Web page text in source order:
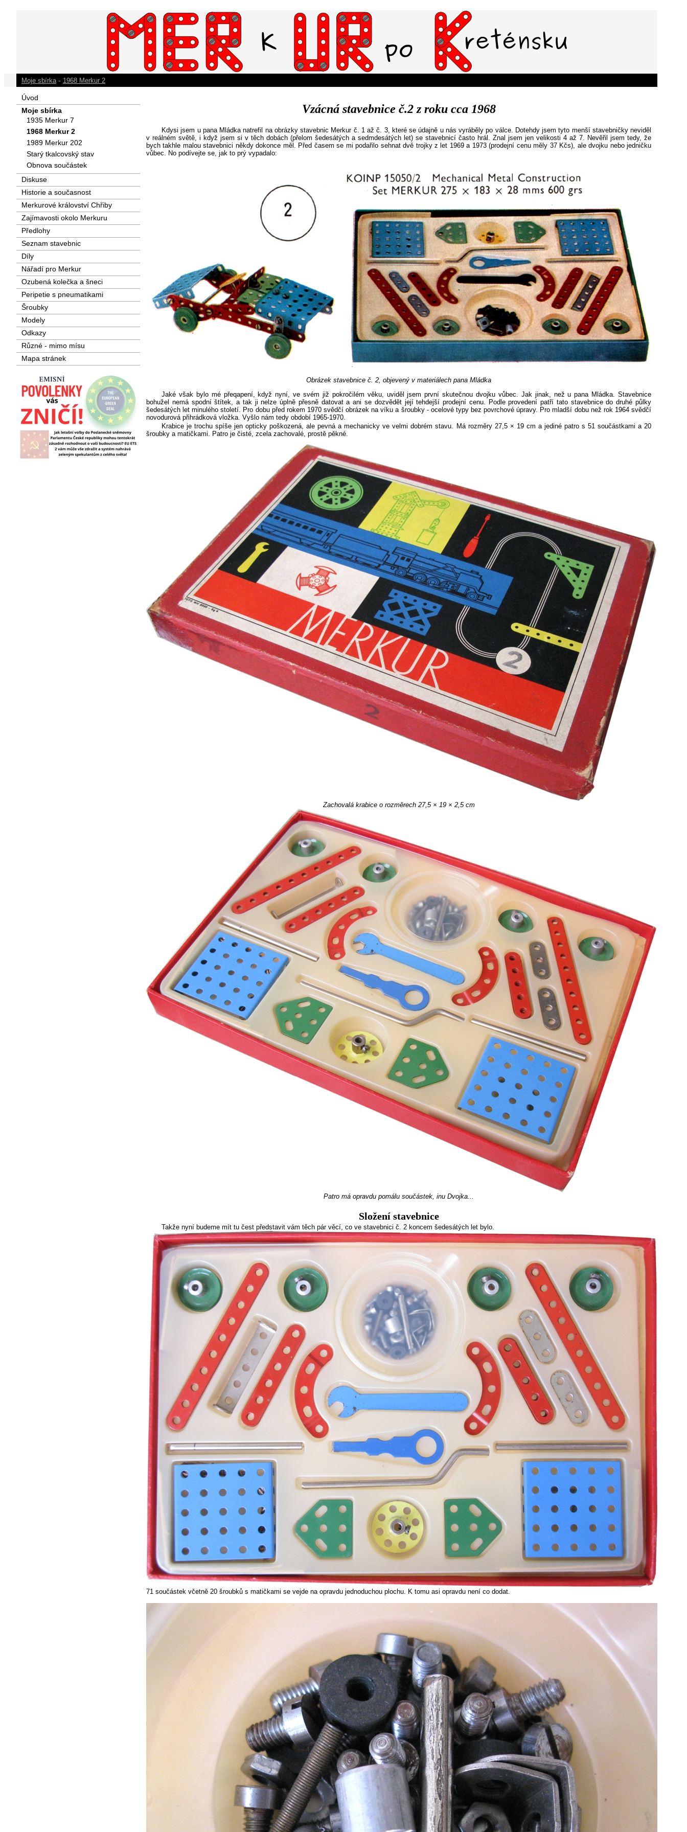
Moje sbírka - 1968 Merkur 2
Úvod
Moje sbírka
1935 Merkur 7
1968 Merkur 2
1989 Merkur 202
Starý tkalcovský stav
Obnova součástek
Diskuse
Historie a současnost
Merkurové království Chřiby
Zajímavosti okolo Merkuru
Předlohy
Seznam stavebnic
Díly
Nářadí pro Merkur
Ozubená kolečka a šneci
Peripetie s pneumatikami
Šroubky
Modely
Odkazy
Různé - mimo mísu
Mapa stránek
Vzácná stavebnice č.2 z roku cca 1968
Kdysi jsem u pana Mládka natrefil na obrázky stavebnic Merkur č. 1 až č. 3, které se údajně u nás vyráběly po válce. Dotehdy jsem tyto menší stavebničky neviděl
v reálném světě, i když jsem si v těch dobách (přelom šedesátých a sedmdesátých let) se stavebnicí často hrál. Znal jsem jen velikosti 4 až 7. Nevěřil jsem tedy, že
bych takhle malou stavebnici někdy dokonce měl. Před časem se mi podařilo sehnat dvě trojky z let 1969 a 1973 (prodejní cenu měly 37 Kčs), ale dvojku nebo jedničku
vůbec. No podívejte se, jak to prý vypadalo:
Obrázek stavebnice č. 2, objevený v materiálech pana Mládka
Jaké však bylo mé přeqapení, když nyní, ve svém již pokročilém věku, uviděl jsem první skutečnou dvojku vůbec. Jak jinak, než u pana Mládka. Stavebnice
bohužel nemá spodní štítek, a tak ji nelze úplně přesně datovat a ani se dozvědět její tehdejší prodejní cenu. Podle provedení patří tato stavebnice do druhé půlky
šedesátých let minulého století. Pro dobu před rokem 1970 svědčí obrázek na víku a šroubky - ocelové typy bez povrchové úpravy. Pro mladší dobu než rok 1964 svědčí
novodurová přihrádková vložka. Vyšlo nám tedy období 1965-1970.
Krabice je trochu spíše jen opticky poškozená, ale pevná a mechanicky ve velmi dobrém stavu. Má rozměry 27,5 × 19 cm a jediné patro s 51 součástkami a 20
šroubky a matičkami. Patro je čisté, zcela zachovalé, prostě pěkné.
Zachovalá krabice o rozměrech 27,5 × 19 × 2,5 cm
Patro má opravdu pomálu součástek, inu Dvojka...
Složení stavebnice
Takže nyní budeme mít tu čest představit vám těch pár věcí, co ve stavebnici č. 2 koncem šedesátých let bylo.
71 součástek včetně 20 šroubků s matičkami se vejde na opravdu jednoduchou plochu. K tomu asi opravdu není co dodat.